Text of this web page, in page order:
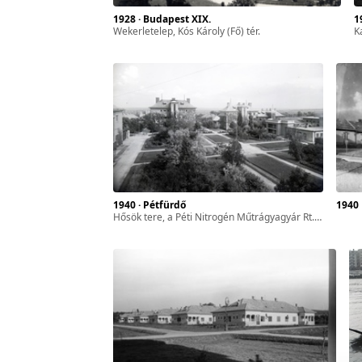
1928 · Budapest XIX.
Wekerletelep, Kós Károly (Fő) tér.
1940 · Pétfürdő
Hősök tere, a Péti Nitrogén Műtrágyagyár Rt. lakótelepe.
1940